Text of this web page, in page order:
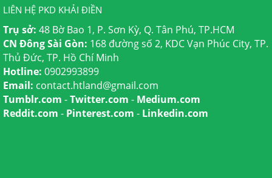
LIÊN HỆ PKD KHẢI ĐIỀN
Trụ sở: 48 Bờ Bao 1, P. Sơn Kỳ, Q. Tân Phú, TP.HCM
CN Đông Sài Gòn: 168 đường số 2, KDC Vạn Phúc City, TP.
Thủ Đức, TP. Hồ Chí Minh
Hotline: 0902993899
Email: contact.htland@gmail.com
Tumblr.com -Twitter.com - Medium.com
Reddit.com - Pinterest.com - Linkedin.com